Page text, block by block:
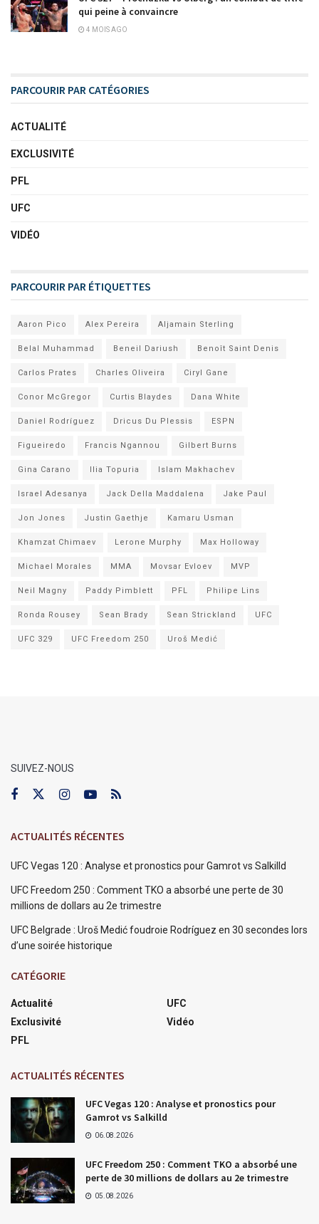
qui peine à convaincre
4 MOIS AGO
PARCOURIR PAR CATÉGORIES
ACTUALITÉ
EXCLUSIVITÉ
PFL
UFC
VIDÉO
PARCOURIR PAR ÉTIQUETTES
Aaron Pico Alex Pereira Aljamain Sterling
Belal Muhammad Beneil Dariush Benoît Saint Denis
Carlos Prates Charles Oliveira Ciryl Gane
Conor McGregor Curtis Blaydes Dana White
Daniel Rodríguez Dricus Du Plessis ESPN
Figueiredo Francis Ngannou Gilbert Burns
Gina Carano Ilia Topuria Islam Makhachev
Israel Adesanya Jack Della Maddalena Jake Paul
Jon Jones Justin Gaethje Kamaru Usman
Khamzat Chimaev Lerone Murphy Max Holloway
Michael Morales MMA Movsar Evloev MVP
Neil Magny Paddy Pimblett PFL Philipe Lins
Ronda Rousey Sean Brady Sean Strickland UFC
UFC 329 UFC Freedom 250 Uroš Medić
SUIVEZ-NOUS
ACTUALITÉS RÉCENTES
UFC Vegas 120 : Analyse et pronostics pour Gamrot vs Salkilld
UFC Freedom 250 : Comment TKO a absorbé une perte de 30
millions de dollars au 2e trimestre
UFC Belgrade : Uroš Medić foudroie Rodríguez en 30 secondes lors
d’une soirée historique
CATÉGORIE
Actualité
Exclusivité
PFL
UFC
Vidéo
ACTUALITÉS RÉCENTES
UFC Vegas 120 : Analyse et pronostics pour
Gamrot vs Salkilld
06.08.2026
UFC Freedom 250 : Comment TKO a absorbé une
perte de 30 millions de dollars au 2e trimestre
05.08.2026